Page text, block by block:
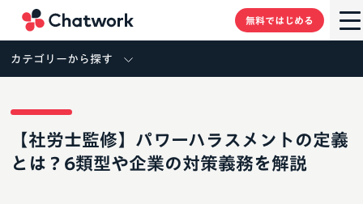
無料ではじめる
カテゴリーから探す
【社労士監修】パワーハラスメントの定義
とは？6類型や企業の対策義務を解説